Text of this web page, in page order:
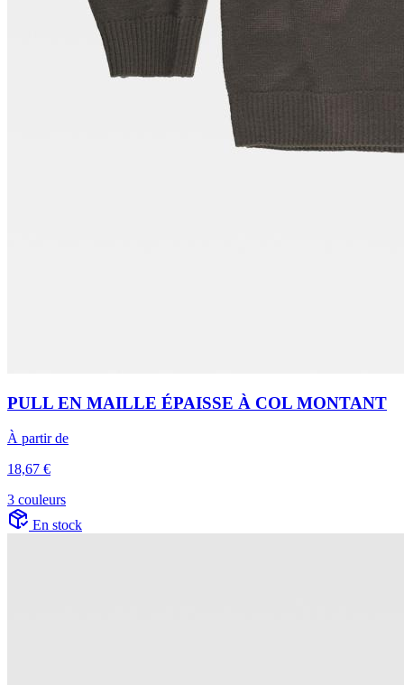
PULL EN MAILLE ÉPAISSE À COL MONTANT
À partir de
18,67 €
3 couleurs
En stock